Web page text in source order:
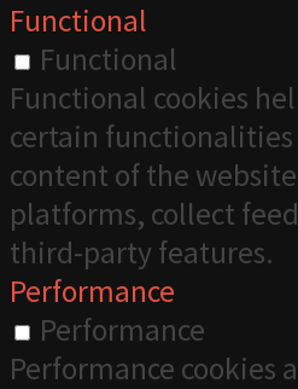
Functional
Functional
Functional cookies
certain
content of the
platforms, collect
third-party features.
Performance
Performance
Performance cookies